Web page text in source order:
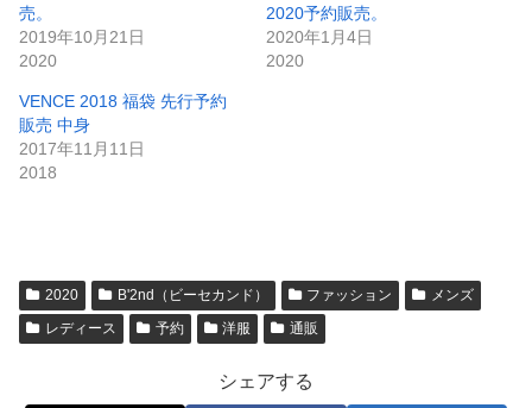
売。
2019年10月21日
2020
2020予約販売。
2020年1月4日
2020
VENCE 2018 福袋 先行予約
販売 中身
2017年11月11日
2018
2020 B'2nd（ビーセカンド） ファッション
メンズ
レディース
予約 洋服 通販
シェアする